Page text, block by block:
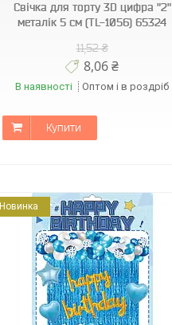
Свічка для торту 3D цифра "2"
металік 5 см (TL-1056) 65324
11,52 ₴
8,06 ₴
В наявності Оптом і в роздріб
Купити
Новинка